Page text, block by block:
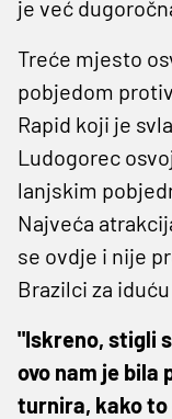
je već
Treće mjesto
pobjedom
Rapid koji je
Ludogorec
lanjskim
Najveća
se ovdje i nije
Brazilci za
"Iskreno, stigli
ovo nam je bila
turnira, kako to